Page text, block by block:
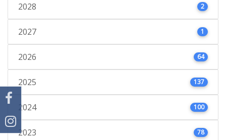
2028 2
2027 1
2026 64
2025 137
2024 100
2023 78